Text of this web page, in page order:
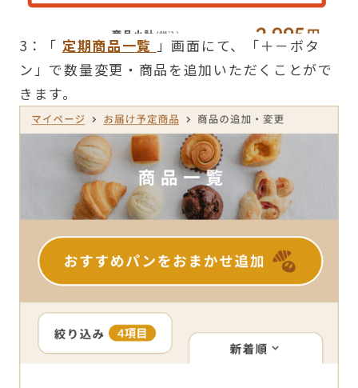
3：「 定期商品一覧 」画面にて、「＋－ボタ
ン」で数量変更・商品を追加いただくことがで
きます。